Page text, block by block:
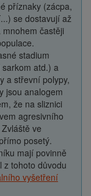
příznaky (zácpa,
se dostavují až
častěji
stadium
atd.) a
a střevní polypy,
jsou analogem
že na sliznici
agresivního
ve
posetý.
mají povinně
z tohoto důvodu
vyšetření